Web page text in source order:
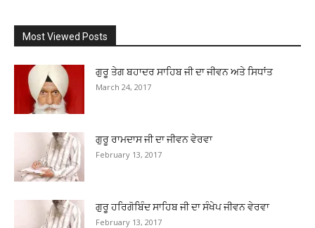
Most Viewed Posts
ਗੁਰੂ ਤੇਗ ਬਹਾਦਰ ਸਾਹਿਬ ਜੀ ਦਾ ਜੀਵਨ ਅਤੇ ਸਿਧਾਂਤ
March 24, 2017
ਗੁਰੂ ਰਾਮਦਾਸ ਜੀ ਦਾ ਜੀਵਨ ਵੇਰਵਾ
February 13, 2017
ਗੁਰੂ ਹਰਿਗੋਬਿੰਦ ਸਾਹਿਬ ਜੀ ਦਾ ਸੰਖੇਪ ਜੀਵਨ ਵੇਰਵਾ
February 13, 2017